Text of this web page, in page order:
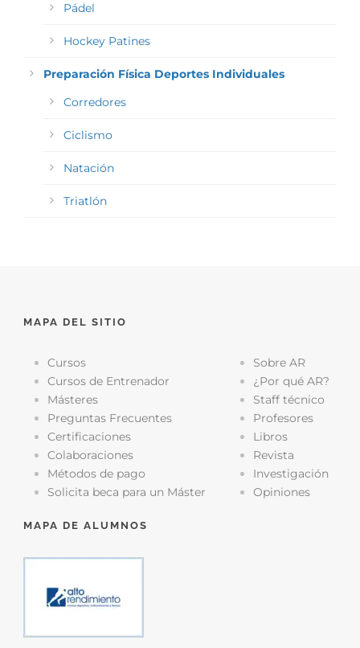
Pádel
Hockey Patines
Preparación Física Deportes Individuales
Corredores
Ciclismo
Natación
Triatlón
MAPA DEL SITIO
Cursos
Cursos de Entrenador
Másteres
Preguntas Frecuentes
Certificaciones
Colaboraciones
Métodos de pago
Solicita beca para un Máster
Sobre AR
¿Por qué AR?
Staff técnico
Profesores
Libros
Revista
Investigación
Opiniones
MAPA DE ALUMNOS